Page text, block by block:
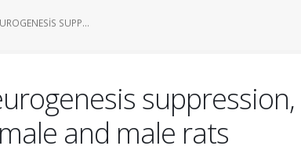
SUPP...
suppression,
and male rats